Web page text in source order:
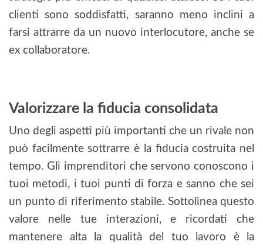
clienti sono soddisfatti, saranno meno inclini a
farsi attrarre da un nuovo interlocutore, anche se
ex collaboratore.
Valorizzare la fiducia consolidata
Uno degli aspetti più importanti che un rivale non
può facilmente sottrarre è la fiducia costruita nel
tempo. Gli imprenditori che servono conoscono i
tuoi metodi, i tuoi punti di forza e sanno che sei
un punto di riferimento stabile. Sottolinea questo
valore nelle tue interazioni, e ricordati che
mantenere alta la qualità del tuo lavoro è la